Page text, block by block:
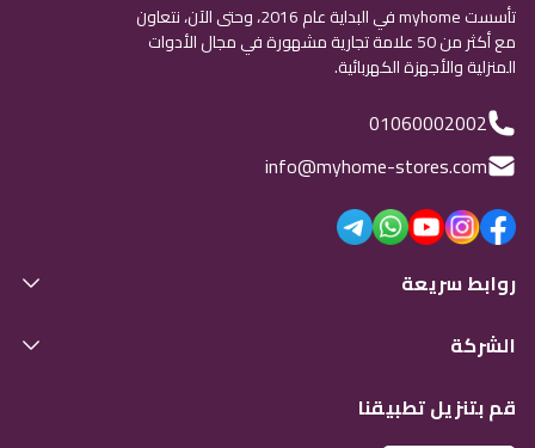
تأسست myhome في البداية عام 2016، وحتى الآن، نتعاون
مع أكثر من 50 علامة تجارية مشهورة في مجال الأدوات
المنزلية والأجهزة الكهربائية.
01060002002
info@myhome-stores.com
روابط سريعة
الشركة
قم بتنزيل تطبيقنا